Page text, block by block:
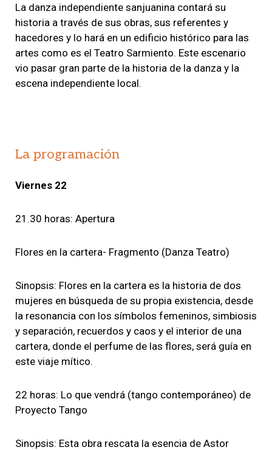
La danza independiente sanjuanina contará su
historia a través de sus obras, sus referentes y
hacedores y lo hará en un edificio histórico para las
artes como es el Teatro Sarmiento. Este escenario
vio pasar gran parte de la historia de la danza y la
escena independiente local.
La programación
Viernes 22
21.30 horas: Apertura
Flores en la cartera- Fragmento (Danza Teatro)
Sinopsis: Flores en la cartera es la historia de dos
mujeres en búsqueda de su propia existencia, desde
la resonancia con los símbolos femeninos, simbiosis
y separación, recuerdos y caos y el interior de una
cartera, donde el perfume de las flores, será guía en
este viaje mítico.
22 horas: Lo que vendrá (tango contemporáneo) de
Proyecto Tango
Sinopsis: Esta obra rescata la esencia de Astor